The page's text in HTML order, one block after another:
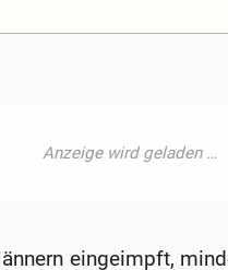
eingeimpft,